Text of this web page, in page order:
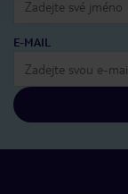
E-MAIL